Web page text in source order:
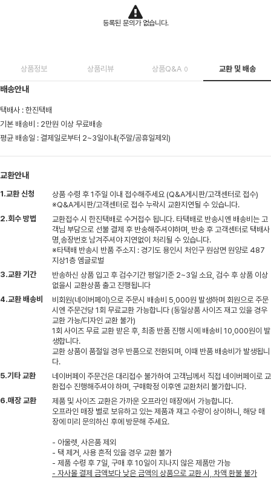
등록된 문의가 없습니다.
상품정보 상품리뷰 상품Q&A 0 교환 및 배송
배송안내
택배사 : 한진택배
기본 배송비 : 2만원 이상 무료배송
평균 배송일 : 결제일로부터 2~3일이내(주말/공휴일제외)
교환안내
1.교환 신청
상품 수령 후 1주일 이내 접수해주세요 (Q&A게시판/고객센터로 접수)
※Q&A게시판/고객센터로 접수 누락시 교환지연될 수 있습니다.
2.회수 방법
교환접수 시 한진택배로 수거접수 됩니다. 타택배로 반송시엔 배송비는 고
객님 부담으로 선불 결제 후 반송해주셔야하며, 반송 후 고객센터로 택배사
명,송장번호 남겨주셔야 지연없이 처리될 수 있습니다.
※타택배 반송시 반품 주소지 : 경기도 용인시 처인구 원삼면 원양로 487
지상1층 엠글로벌
3.교환 기간
반송하신 상품 입고 후 검수기간 평일기준 2~3일 소요, 검수 후 상품 이상
없을시 교환상품 출고 진행됩니다
4.교환 배송비
비회원(네이버페이)으로 주문시 배송비 5,000원 발생하며 회원으로 주문
시엔 주문건당 1회 무료교환 가능합니다 (동일상품 사이즈 재고 있을 경우
교환 가능/디자인 교환 불가)
1회 사이즈 무료 교환 받은 후, 최종 반품 진행 시에 배송비 10,000원이 발
생합니다.
교환 상품이 품절일 경우 반품으로 전환되며, 이때 반품 배송비가 발생됩니
다.
5.기타 교환
네이버페이 주문건은 대리접수 불가하여 고객님께서 직접 네이버페이로 교
환접수 진행해주셔야 하며, 구매확정 이후엔 교환처리 불가합니다.
6.매장 교환
제품 및 사이즈 교환은 가까운 오프라인 매장에서 가능합니다.
오프라인 매장 별로 보유하고 있는 제품과 재고 수량이 상이하니, 해당 매
장에 미리 문의하신 후에 방문해 주세요.
- 아울렛, 사은품 제외
- 택 제거, 사용 흔적 있을 경우 교환 불가
- 제품 수령 후 7일, 구매 후 10일이 지나지 않은 제품만 가능
- 자사몰 결제 금액보다 낮은 금액의 상품으로 교환 시, 차액 환불 불가